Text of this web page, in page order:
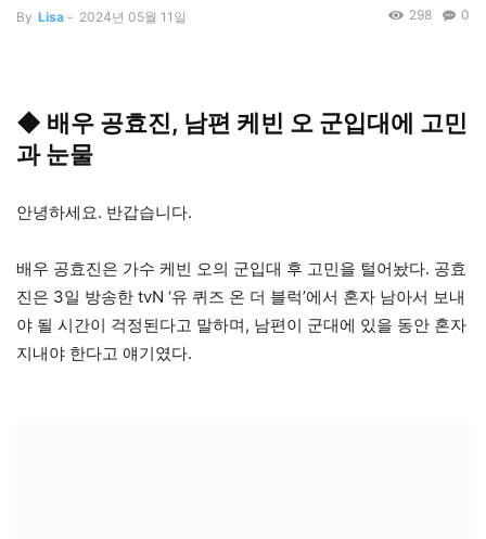
By Lisa - 2024년 05월 11일 0
298
◆ 배우 공효진, 남편 케빈 오 군입대에 고민
과 눈물
안녕하세요. 반갑습니다.
배우 공효진은 가수 케빈 오의 군입대 후 고민을 털어놨다. 공효
진은 3일 방송한 tvN ‘유 퀴즈 온 더 블럭’에서 혼자 남아서 보내
야 될 시간이 걱정된다고 말하며, 남편이 군대에 있을 동안 혼자
지내야 한다고 얘기였다.